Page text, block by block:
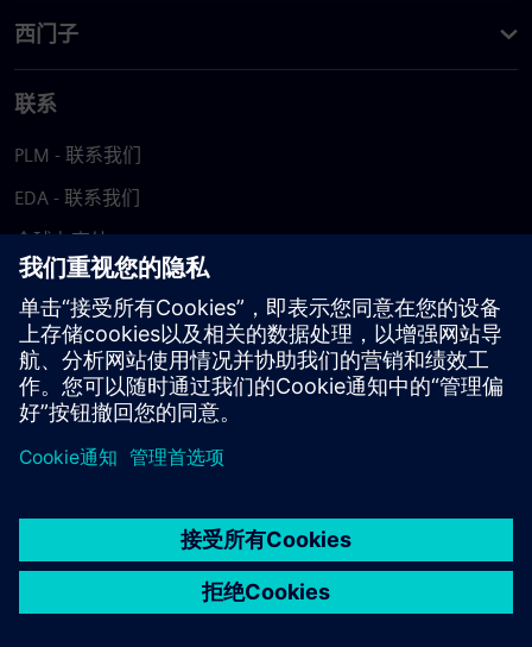
西门子
联系
PLM - 联系我们
EDA - 联系我们
全球办事处
支持中心
提供反馈
报告盗版行为
© Siemens2026